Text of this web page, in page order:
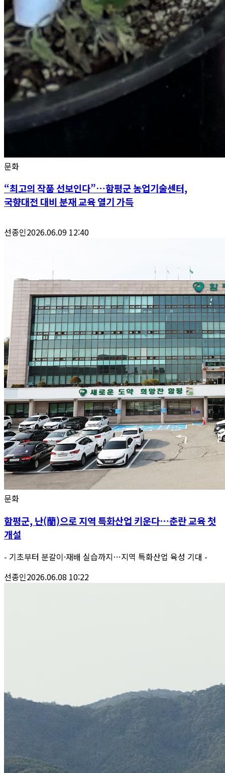
문화
“최고의 작품 선보인다”…함평군 농업기술센터,
국향대전 대비 분재 교육 열기 가득
선종인2026.06.09 12:40
문화
함평군, 난(蘭)으로 지역 특화산업 키운다…춘란 교육 첫
개설
- 기초부터 분갈이·재배 실습까지…지역 특화산업 육성 기대 -
선종인2026.06.08 10:22